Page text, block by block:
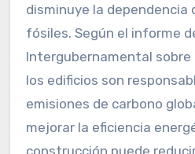
disminuye la dependencia
fósiles. Según el informe
Intergubernamental sobre
los edificios son
emisiones de carbono
mejorar la eficiencia
construcción puede